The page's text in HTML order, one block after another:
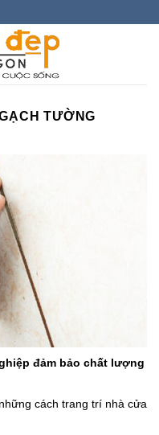
TƯỜNG
đảm bảo chất lượng
cách trang trí nhà cửa